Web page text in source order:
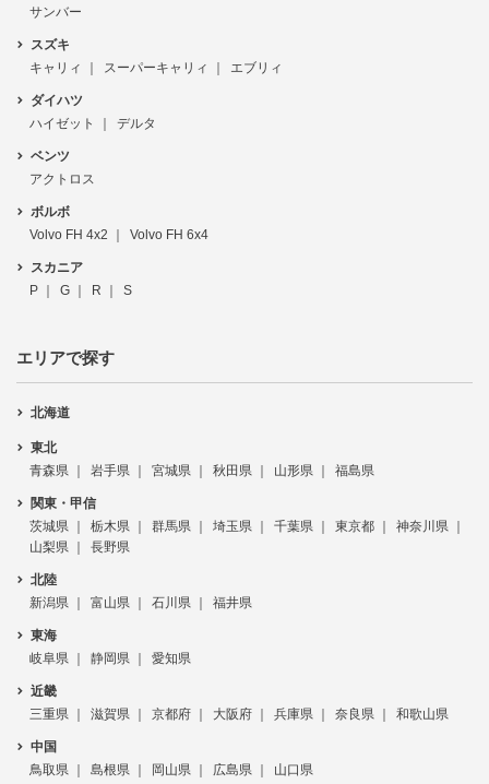
サンバー
スズキ
キャリィ
スーパーキャリィ エブリィ
ダイハツ
ハイゼット
デルタ
ベンツ
アクトロス
ボルボ
Volvo FH 4x2
Volvo FH 6x4
スカニア
P
G R S
エリアで探す
北海道
東北
青森県
岩手県 宮城県 秋田県 山形県 福島県
関東・甲信
茨城県
栃木県 群馬県 埼玉県 千葉県 東京都
神奈川県
山梨県
長野県
北陸
新潟県
富山県 石川県 福井県
東海
岐阜県
静岡県 愛知県
近畿
三重県
滋賀県 京都府 大阪府 兵庫県 奈良県 和歌山県
中国
鳥取県
島根県 岡山県 広島県 山口県